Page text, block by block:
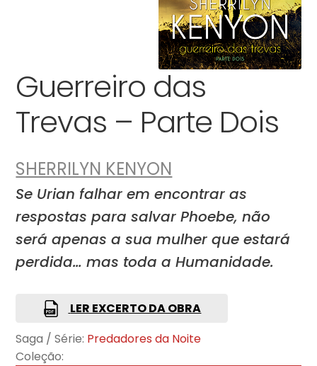
Guerreiro das
Trevas – Parte Dois
SHERRILYN KENYON
Se Urian falhar em encontrar as
respostas para salvar Phoebe, não
será apenas a sua mulher que estará
perdida… mas toda a Humanidade.
LER EXCERTO DA OBRA
Saga / Série: Predadores da Noite
Coleção: